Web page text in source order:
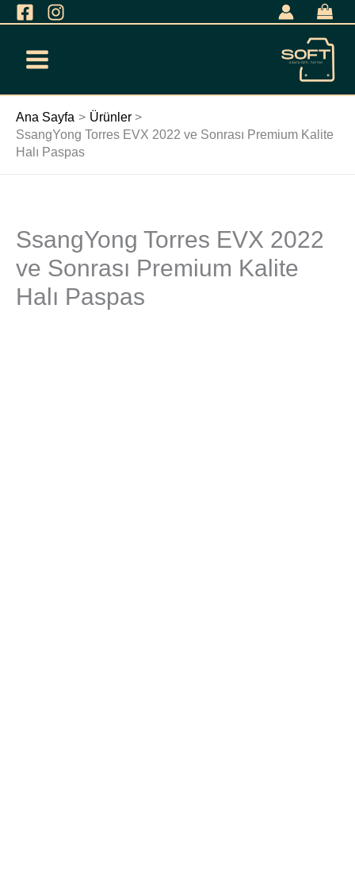
İçeriğe
Ana Sayfa
Ürünler
SsangYong Torres EVX 2022 ve Sonrası Premium Kalite
Halı Paspas
SsangYong Torres EVX 2022
ve Sonrası Premium Kalite
Halı Paspas
SsangYong
Torres
2022